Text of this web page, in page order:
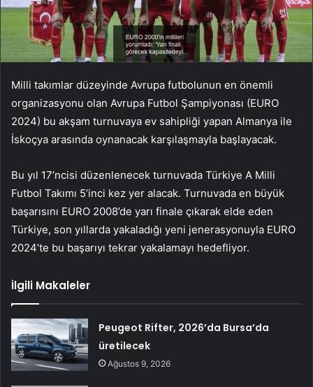
Milli takımlar düzeyinde Avrupa futbolunun en önemli
organizasyonu olan Avrupa Futbol Şampiyonası (EURO
2024) bu akşam turnuvaya ev sahipliği yapan Almanya ile
İskoçya arasında oynanacak karşılaşmayla başlayacak.
Bu yıl 17’ncisi düzenlenecek turnuvada Türkiye A Milli
Futbol Takımı 5’inci kez yer alacak. Turnuvada en büyük
başarısını EURO 2008’de yarı finale çıkarak elde eden
Türkiye, son yıllarda yakaladığı yeni jenerasyonuyla EURO
2024’te bu başarıyı tekrar yakalamayı hedefliyor.
İlgili Makaleler
Peugeot Rifter, 2026’da Bursa’da
üretilecek
Ağustos 9, 2026